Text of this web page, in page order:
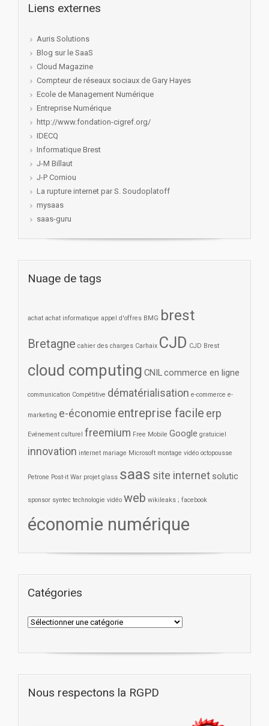
Liens externes
Auris Solutions
Blog sur le SaaS
Cloud Magazine
Compteur de réseaux sociaux de Gary Hayes
Ecole de Management Numérique
Entreprise Numérique
http://www.fondation-cigref.org/
IDECQ
Informatique Brest
J-M Billaut
J-P Corniou
La rupture internet par S. Soudoplatoff
mysaas
saas-guru
Nuage de tags
achat achat informatique appel d'offres BMG brest
Bretagne cahier des charges Carhaix CJD CJD Brest
cloud computing CNILcommerce en ligne
communication Compétitive dématérialisation e-commerce e-
marketing e-économie entreprise facile erp
Evénement culturel freemium Free Mobile Google gratuiciel
innovation internet mariage Microsoft montage vidéo octopousse
Petrone Post-it War projet glass saas site internet solutic
sponsor syntec technologie vidéo web wikileaks ; facebook
économie numérique
Catégories
Nous respectons la RGPD